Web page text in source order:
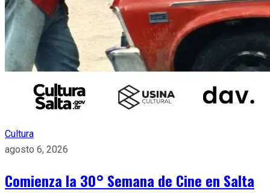
Cultura
agosto 6, 2026
Comienza la 30° Semana de Cine en Salta